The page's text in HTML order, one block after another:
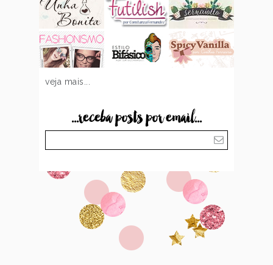
veja mais...
...receba posts por email...